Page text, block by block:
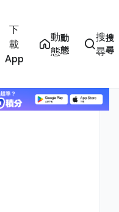
下
載
App
動
態
動
態
搜
尋
搜
尋